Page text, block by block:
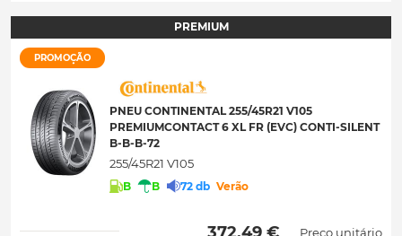
PREMIUM
PROMOÇÃO
PNEU CONTINENTAL 255/45R21 V105
PREMIUMCONTACT 6 XL FR (EVC) CONTI-SILENT
B-B-B-72
255/45R21 V105
B B 72 db Verão
Preço unitário